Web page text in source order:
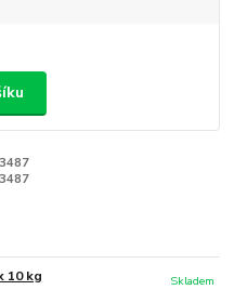
10 kg
Skladem